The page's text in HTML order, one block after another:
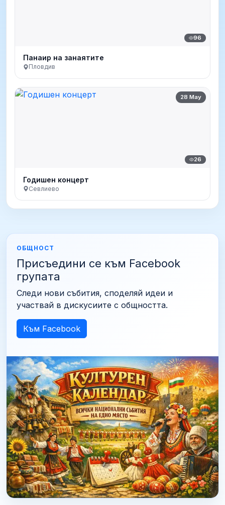
96
Панаир на занаятите
Пловдив
28 May
26
Годишен концерт
Севлиево
ОБЩНОСТ
Присъедини се към Facebook
групата
Следи нови събития, споделяй идеи и
участвай в дискусиите с общността.
Към Facebook